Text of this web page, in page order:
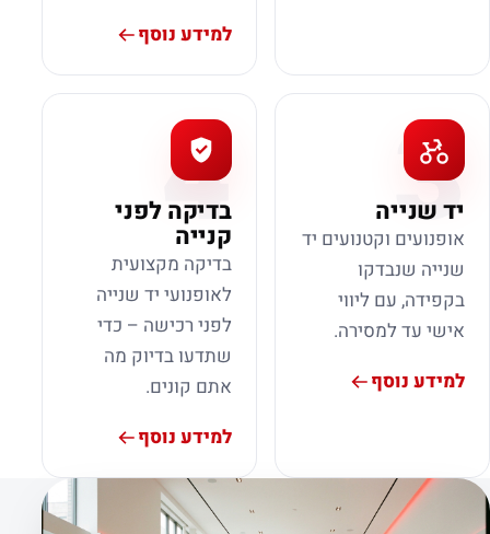
למידע נוסף
3
יד שנייה
אופנועים וקטנועים יד
שנייה שנבדקו
בקפידה, עם ליווי
אישי עד למסירה.
למידע נוסף
4
בדיקה לפני
קנייה
בדיקה מקצועית
לאופנועי יד שנייה
לפני רכישה – כדי
שתדעו בדיוק מה
אתם קונים.
למידע נוסף